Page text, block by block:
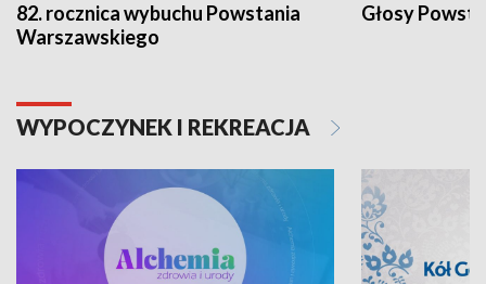
82. rocznica wybuchu Powstania
Warszawskiego
Głosy
WYPOCZYNEK I REKREACJA